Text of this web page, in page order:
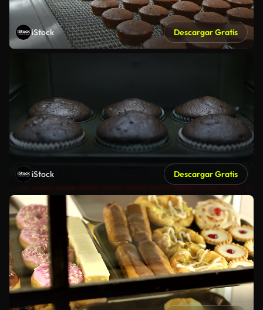
iStock Descargar Gratis
iStock Descargar Gratis